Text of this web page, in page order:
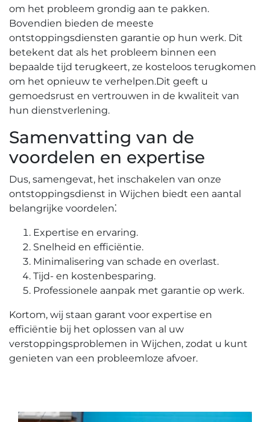
om het probleem grondig aan te pakken.​
Bovendien bieden de meeste
ontstoppingsdiensten garantie op hun werk.​ Dit
betekent dat als het probleem binnen een
bepaalde tijd terugkeert, ze kosteloos terugkomen
om het opnieuw te verhelpen.​ Dit geeft u
gemoedsrust en vertrouwen in de kwaliteit van
hun dienstverlening.​
Samenvatting van de
voordelen en expertise
Dus, samengevat, het inschakelen van onze
ontstoppingsdienst in Wijchen biedt een aantal
belangrijke voordelen⁚
Expertise en ervaring.​
Snelheid en efficiëntie.
Minimalisering van schade en overlast.​
Tijd- en kostenbesparing.​
Professionele aanpak met garantie op werk.
Kortom, wij staan garant voor expertise en
efficiëntie bij het oplossen van al uw
verstoppingsproblemen in Wijchen, zodat u kunt
genieten van een probleemloze afvoer.​